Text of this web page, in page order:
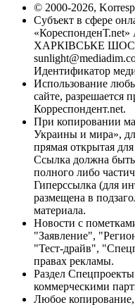
© 2000-2026,
Субъект в сфере
«КореспонденТ.net»
ХАРКІВСЬКЕ ШОСЕ,
Идентификатор
Использование
сайте, разрешается
Корреспондент.net.
При копировании
Украины и мира»,
прямая открытая
Ссылка должна
полного либо
Гиперссылка (для
размещена в
материала.
Новости с
"Заявление",
"Тест-драйв",
правах рекламы.
Раздел Спецпроекты
коммерческими
Любое